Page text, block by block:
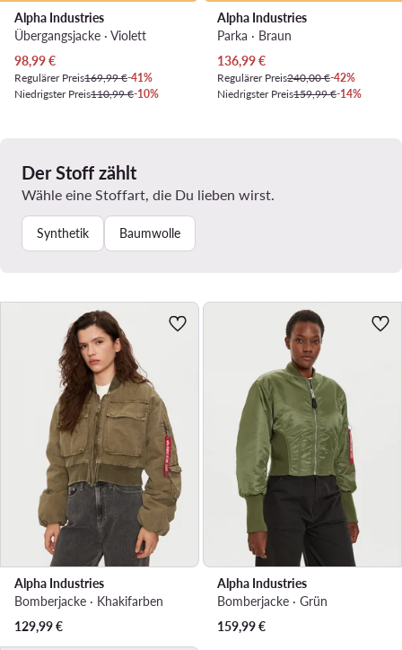
Alpha Industries
Übergangsjacke · Violett
Aktueller Preis
98,99€
Regulärer Preis169,99 €-41%
Niedrigster Preis110,99 €-10%
Alpha Industries
Parka · Braun
Aktueller Preis
136,99€
Regulärer Preis240,00 €-42%
Niedrigster Preis159,99 €-14%
Der Stoff zählt
Wähle eine Stoffart, die Du lieben wirst.
Synthetik Baumwolle
Alpha Industries
Bomberjacke · Khakifarben
129,99€
Alpha Industries
Bomberjacke · Grün
159,99€